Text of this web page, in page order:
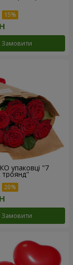
Замовити
упаковці "7
троянд"
Замовити